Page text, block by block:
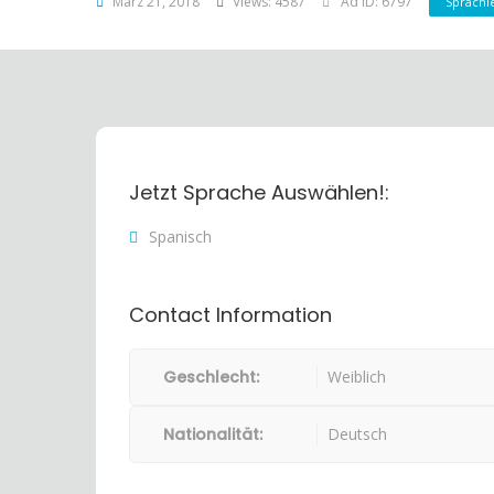
Jetzt Sprache Auswählen!:
Spanisch
Contact Information
Geschlecht: Weiblich
Nationalität: Deutsch